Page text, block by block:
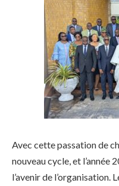
Avec cette passation de
nouveau cycle, et l’année
l’avenir de l’organisation.